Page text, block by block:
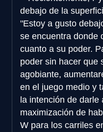
debajo de la
"Estoy a gusto
se encuentra donde
cuanto a su poder.
poder sin hacer que
agobiante,
en el juego medio y
la intención de darle
maximización de
W para los carriles